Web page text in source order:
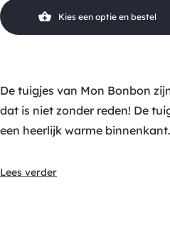
Kies een optie en bestel
De tuigjes van Mon Bonbon
dat is niet zonder reden! De
een heerlijk warme binnenkant.
Lees verder